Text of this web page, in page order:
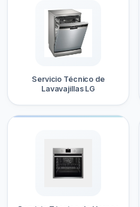
Servicio Técnico de
Lavavajillas LG